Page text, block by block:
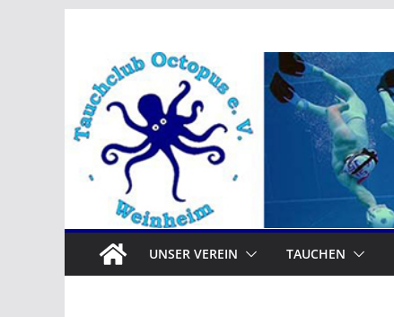
springen
UNSER VEREIN TAUCHEN